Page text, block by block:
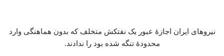
نیروهای ایران اجازۀ عبور یک نفتکش متخلف که بدون هماهنگی وارد
محدودۀ تنگه شده بود را ندادند.